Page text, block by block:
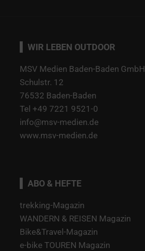
WIR LEBEN OUTDOOR
MSV Medien Baden-Baden GmbH
Schulstr. 12
76532 Baden-Baden
Tel +49 7221 9521-0
info@msv-medien.de
www.msv-medien.de
ABO & HEFTE
trekking-Magazin
WANDERN & REISEN Magazin
Bike&Travel-Magazin
e-bike TOUREN Magazin